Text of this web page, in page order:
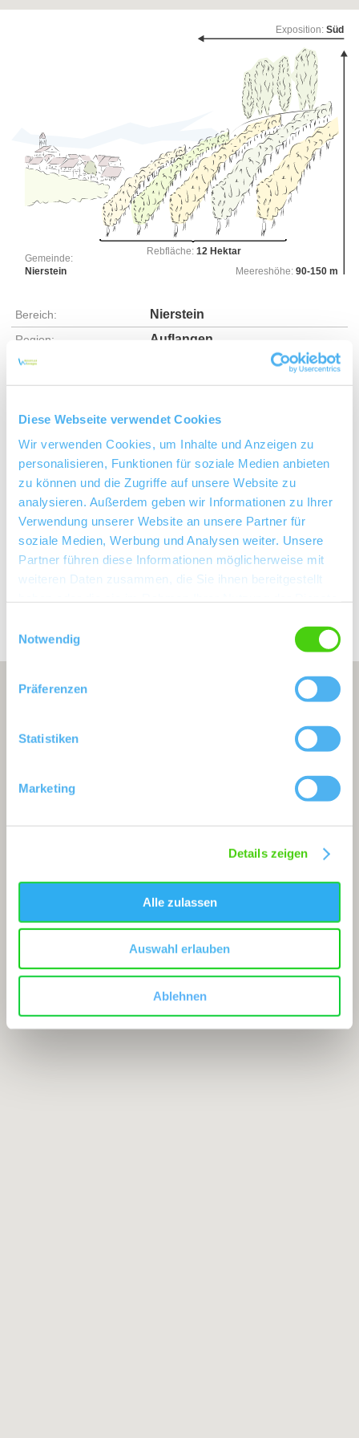
Diese Webseite verwendet Cookies
Wir verwenden Cookies, um Inhalte und Anzeigen zu
personalisieren, Funktionen für soziale Medien anbieten
zu können und die Zugriffe auf unsere Website zu
analysieren. Außerdem geben wir Informationen zu Ihrer
Verwendung unserer Website an unsere Partner für
soziale Medien, Werbung und Analysen weiter. Unsere
Partner führen diese Informationen möglicherweise mit
weiteren Daten zusammen, die Sie ihnen bereitgestellt
Notwendig
Präferenzen
Statistiken
Marketing
Details zeigen
Alle zulassen
Auswahl erlauben
Ablehnen
Rebfläche:12 Hektar
Gemeinde:
Nierstein
Meereshöhe: 90-150 m
Exposition: Süd
Bereich: Nierstein
Region: Auflangen
Einzellage:
Gemarkung: Nierstein
Bodenarten
LÖSS/KOLLUVISOL
Erkunden Sie die Umgebung